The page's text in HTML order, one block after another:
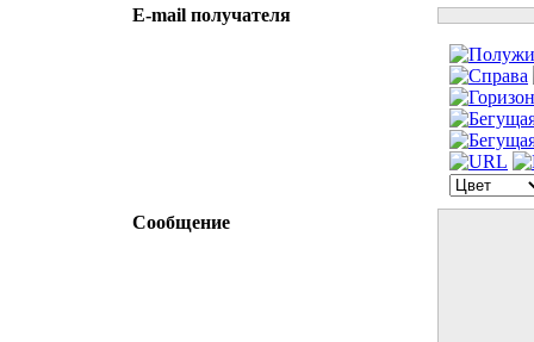
E-mail получателя
Сообщение